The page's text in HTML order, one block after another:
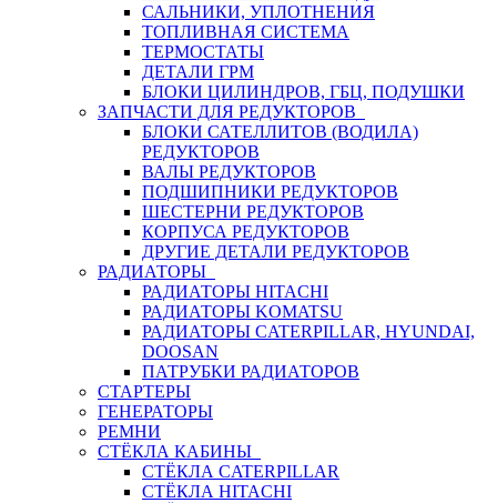
САЛЬНИКИ, УПЛОТНЕНИЯ
ТОПЛИВНАЯ СИСТЕМА
ТЕРМОСТАТЫ
ДЕТАЛИ ГРМ
БЛОКИ ЦИЛИНДРОВ, ГБЦ, ПОДУШКИ
ЗАПЧАСТИ ДЛЯ РЕДУКТОРОВ
БЛОКИ САТЕЛЛИТОВ (ВОДИЛА)
РЕДУКТОРОВ
ВАЛЫ РЕДУКТОРОВ
ПОДШИПНИКИ РЕДУКТОРОВ
ШЕСТЕРНИ РЕДУКТОРОВ
КОРПУСА РЕДУКТОРОВ
ДРУГИЕ ДЕТАЛИ РЕДУКТОРОВ
РАДИАТОРЫ
РАДИАТОРЫ HITACHI
РАДИАТОРЫ KOMATSU
РАДИАТОРЫ CATERPILLAR, HYUNDAI,
DOOSAN
ПАТРУБКИ РАДИАТОРОВ
СТАРТЕРЫ
ГЕНЕРАТОРЫ
РЕМНИ
СТЁКЛА КАБИНЫ
СТЁКЛА CATERPILLAR
СТЁКЛА HITACHI